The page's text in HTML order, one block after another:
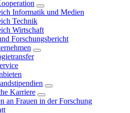
Informatik und Medien
Technik
Wirtschaft
Forschungsbericht
Karriere
an Frauen in der Forschung